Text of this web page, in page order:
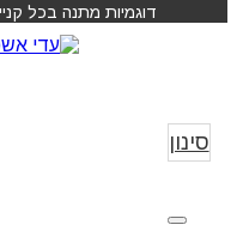
דוגמיות מתנה בכל
סינון